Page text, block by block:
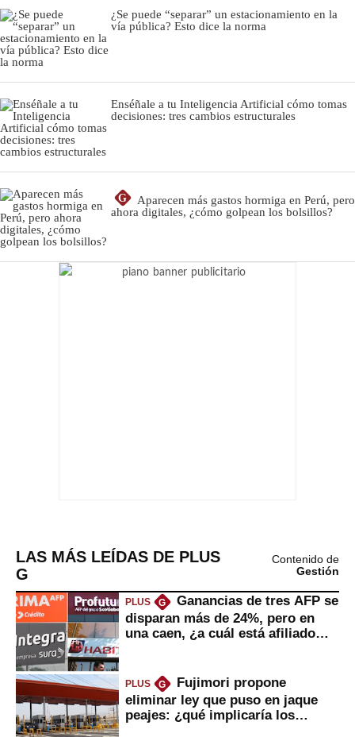
¿Se puede “separar” un estacionamiento en la
vía pública? Esto dice la norma
Enséñale a tu Inteligencia Artificial cómo tomas
decisiones: tres cambios estructurales
G
Aparecen más gastos hormiga en Perú, pero
ahora digitales, ¿cómo golpean los bolsillos?
LAS MÁS LEÍDAS DE PLUS
G
Contenido de
Gestión
PLUS G
Ganancias de tres AFP se
disparan más de 24%, pero en
una caen, ¿a cuál está afiliado
PLUS G
Fujimori propone
eliminar ley que puso en jaque
peajes: ¿qué implicaría los